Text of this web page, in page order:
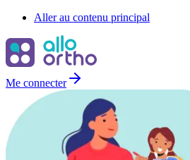
Aller au contenu principal
Me connecter